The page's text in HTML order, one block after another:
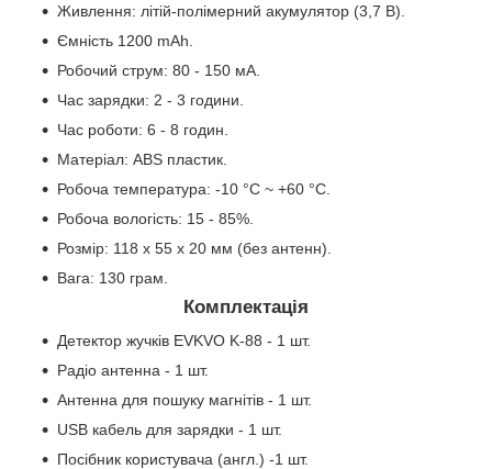
Живлення: літій-полімерний акумулятор (3,7 В).
Ємність 1200 mAh.
Робочий струм: 80 - 150 мА.
Час зарядки: 2 - 3 години.
Час роботи: 6 - 8 годин.
Матеріал: ABS пластик.
Робоча температура: -10 °C ~ +60 °C.
Робоча вологість: 15 - 85%.
Розмір: 118 х 55 х 20 мм (без антенн).
Вага: 130 грам.
Комплектація
Детектор жучків EVKVO K-88 - 1 шт.
Радіо антенна - 1 шт.
Антенна для пошуку магнітів - 1 шт.
USB кабель для зарядки - 1 шт.
Посібник користувача (англ.) -1 шт.